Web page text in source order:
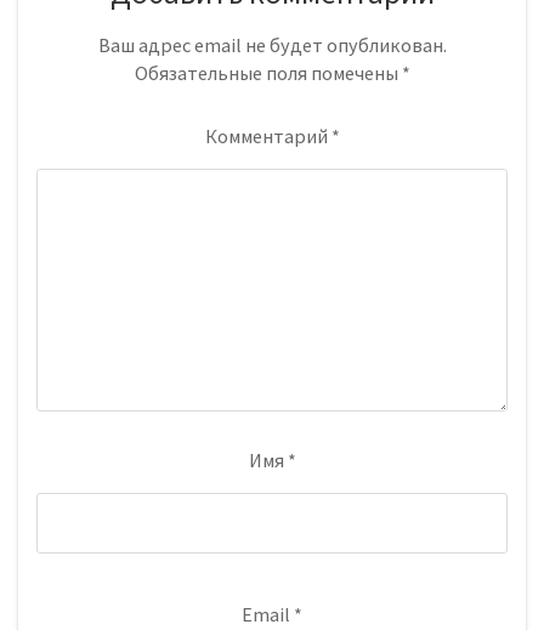
Ваш адрес email не будет опубликован.
Обязательные поля помечены *
Комментарий *
Имя *
Email *